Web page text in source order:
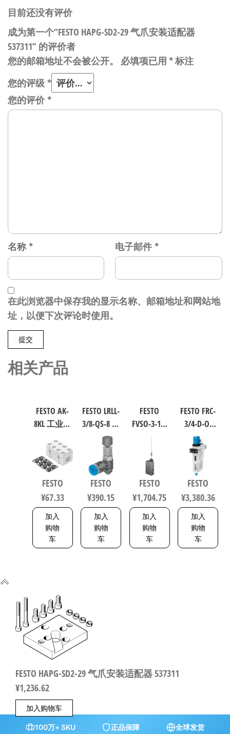
目前还没有评价
成为第一个“FESTO HAPG-SD2-29 气爪安装适配器
537311” 的评价者
您的邮箱地址不会被公开。
必填项已用 *标注
您的评级 *
您的评价*
名称 * 电子邮件 *
在此浏览器中保存我的显示名称、邮箱地址和网站地
址，以便下次评论时使用。
相关产品
FESTO AK-
8KL 工业自
件 538219
FESTO
¥67.33
加入
购物
车
FESTO LRLL-
3/8-QS-8 气
源处理元
件 规格8
153505
FESTO
¥390.15
加入
购物
车
FESTO
FVSO-3-1/8
化零部件
规格3 3877
FESTO
¥1,704.75
加入
购物
车
FESTO FRC-
3/4-D-O-
MAXI 过滤
减压阀润
滑器组合
符合ISO
8573-1:2010
162744
FESTO
¥3,380.36
加入
购物
车
FESTO HAPG-SD2-29 气爪安装适配器 537311
¥1,236.62
加入购物车
100万+ SKU 正品保障 全球发货